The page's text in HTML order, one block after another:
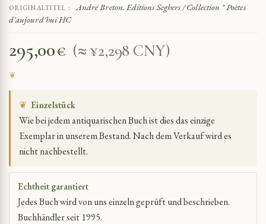
ORIGINALTITEL :
André Breton. Editions Seghers / Collection " Poètes
d'aujourd'hui HC
295,00€ (≈ ¥2,298 CNY)
❦ Einzelstück
Wie bei jedem antiquarischen Buch ist dies das einzige
Exemplar in unserem Bestand. Nach dem Verkauf wird es
nicht nachbestellt.
Echtheit garantiert
Jedes Buch wird von uns einzeln geprüft und beschrieben.
Buchhändler seit 1995.